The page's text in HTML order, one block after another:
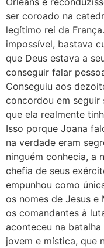
ser coroado na
legítimo rei da
impossível, bastava
que Deus estava a
conseguir falar
Conseguiu aos
concordou em seguir
que ela realmente
Isso porque Joana
na verdade eram
ninguém conhecia, a
chefia de seus
empunhou como
os nomes de Jesus e
os comandantes à
aconteceu na
jovem e mística, que